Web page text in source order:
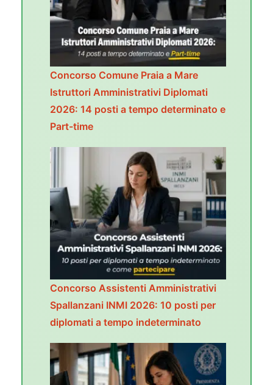
Concorso Comune Praia a Mare
Istruttori Amministrativi Diplomati
2026: 14 posti a tempo determinato e
Part-time
Concorso Assistenti Amministrativi
Spallanzani INMI 2026: 10 posti per
diplomati a tempo indeterminato